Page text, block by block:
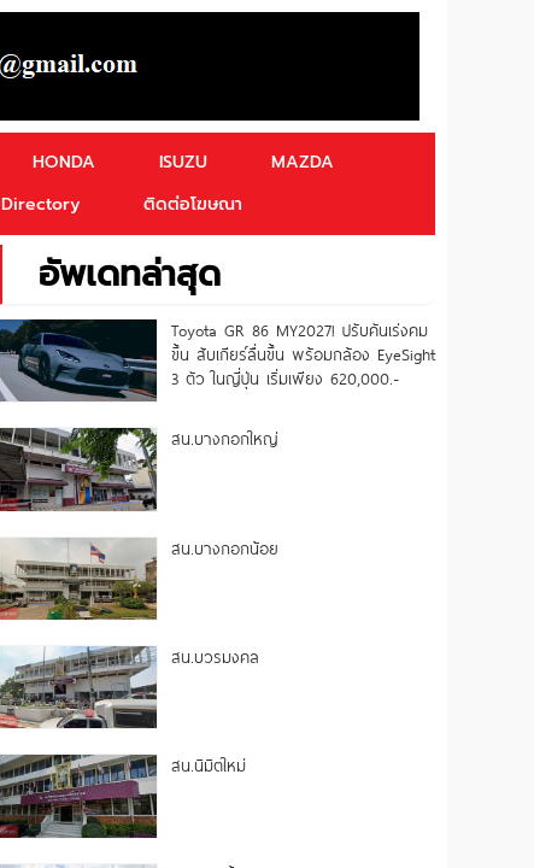
HONDA ISUZU
MAZDA
Directory ติดต่อโฆษณา
อัพเดทล่าสุด
Toyota GR 86 MY2027! ปรับคันเร่งคม
ขึ้น สับเกียร์ลื่นขึ้น พร้อมกล้อง EyeSight
3 ตัว ในญี่ปุ่น เริ่มเพียง 620,000.-
สน.บางกอกใหญ่
สน.บางกอกน้อย
สน.บวรมงคล
สน.นิมิตใหม่